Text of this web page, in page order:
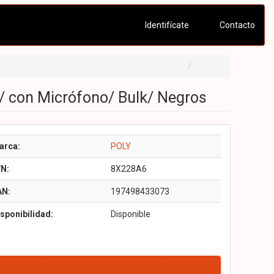
Identifícate Contacto
con Micrófono/ Bulk/ Negros
POLY
8X228A6
197498433073
Disponible